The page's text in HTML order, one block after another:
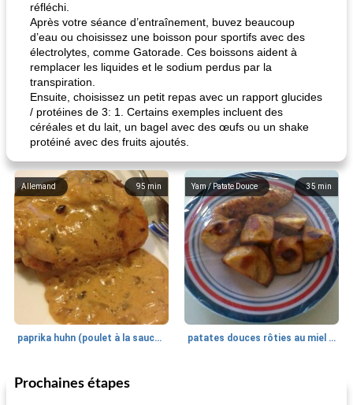
réfléchi.
Après votre séance d’entraînement, buvez beaucoup
d’eau ou choisissez une boisson pour sportifs avec des
électrolytes, comme Gatorade. Ces boissons aident à
remplacer les liquides et le sodium perdus par la
transpiration.
Ensuite, choisissez un petit repas avec un rapport glucides
/ protéines de 3: 1. Certains exemples incluent des
céréales et du lait, un bagel avec des œufs ou un shake
protéiné avec des fruits ajoutés.
95 min
Allemand
paprika huhn (poulet à la sauce paprika).
35 min
Yam / Patate Douce
patates douces rôties au miel / kumara
Petit déjeuner et brunch
Prochaines étapes